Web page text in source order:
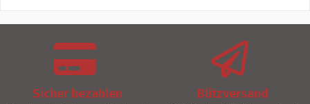
Sicher bezahlen Blitzversand